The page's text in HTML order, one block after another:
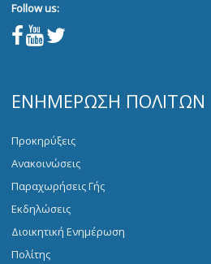
Follow us:
ΕΝΗΜΈΡΩΣΗ ΠΟΛΙΤΏΝ
Προκηρύξεις
Ανακοινώσεις
Παραχωρήσεις Γής
Εκδηλώσεις
Διοικητική Ενημέρωση
Πολίτης